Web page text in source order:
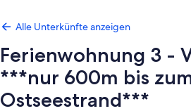
Alle Unterkünfte anzeigen
Ferienwohnung 3 -
***nur 600m bis
Ostseestrand***